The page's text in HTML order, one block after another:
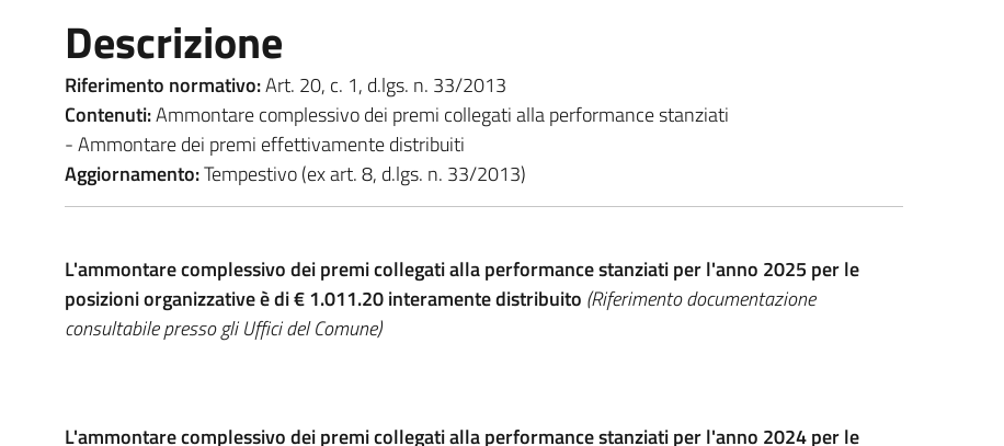
Descrizione
Riferimento normativo:Art. 20, c. 1, d.lgs. n. 33/2013
Contenuti:Ammontare complessivo dei premi collegati alla performance stanziati
- Ammontare dei premi effettivamente distribuiti
Aggiornamento:Tempestivo (ex art. 8, d.lgs. n. 33/2013)
L'ammontare complessivo dei premi collegati alla performance stanziati per l'anno 2025 per le
posizioni organizzative è di € 1.011.20 interamente distribuito (Riferimento documentazione
consultabile presso gli Uffici del Comune)
L'ammontare complessivo dei premi collegati alla performance stanziati per l'anno 2024 per le